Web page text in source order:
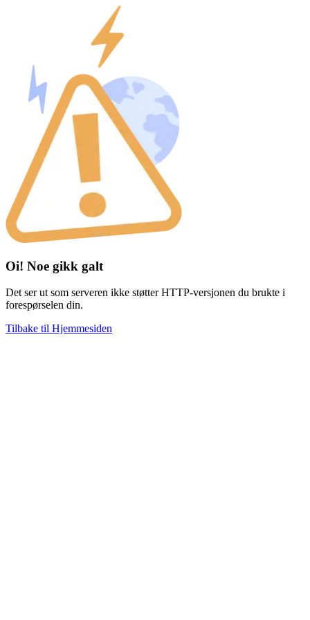
Oi! Noe gikk galt
Det ser ut som serveren ikke støtter HTTP-versjonen du brukte i
forespørselen din.
Tilbake til Hjemmesiden